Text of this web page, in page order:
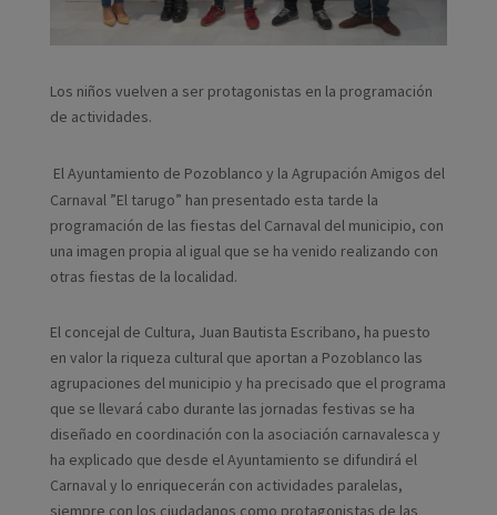
Los niños vuelven a ser protagonistas en la programación
de actividades.
El Ayuntamiento de Pozoblanco y la Agrupación Amigos del
Carnaval ”El tarugo” han presentado esta tarde la
programación de las fiestas del Carnaval del municipio, con
una imagen propia al igual que se ha venido realizando con
otras fiestas de la localidad.
El concejal de Cultura, Juan Bautista Escribano, ha puesto
en valor la riqueza cultural que aportan a Pozoblanco las
agrupaciones del municipio y ha precisado que el programa
que se llevará cabo durante las jornadas festivas se ha
diseñado en coordinación con la asociación carnavalesca y
ha explicado que desde el Ayuntamiento se difundirá el
Carnaval y lo enriquecerán con actividades paralelas,
siempre con los ciudadanos como protagonistas de las